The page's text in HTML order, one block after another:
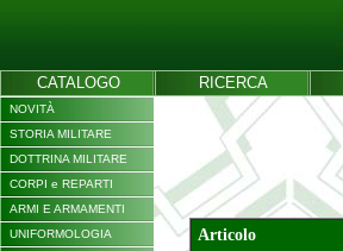
CATALOGO RICERCA
NOVITÀ
STORIA MILITARE
DOTTRINA MILITARE
CORPI e REPARTI
ARMI E ARMAMENTI
UNIFORMOLOGIA
Articolo